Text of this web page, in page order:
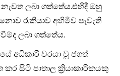
ලබා ගත්තේය.එහිදී ඔහු
රැකියාව අහිමිව පැවැති
ලබා ගත්තේය.
අධිකාරී වරයා වූ ජගත්
සිටි පාතාල ක්‍රියාකාරිකයකු